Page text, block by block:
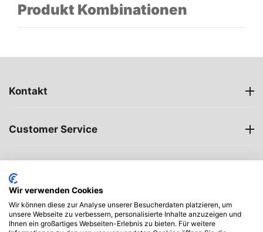
Produkt Kombinationen
Kontakt
Customer Service
My account
Wir verwenden Cookies
Wir können diese zur Analyse unserer Besucherdaten platzieren, um
unsere Webseite zu verbessern, personalisierte Inhalte anzuzeigen und
Ihnen ein großartiges Webseiten-Erlebnis zu bieten. Für weitere